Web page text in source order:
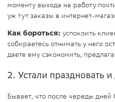
моменту выхода на работу
уж тут заказы в интернет-
Как бороться: успокоить
собираетесь отнимать у него
даете ему сэкономить,
2. Устали праздновать
Бывает, что после череды дней